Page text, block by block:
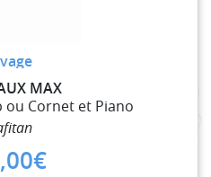
MAX
ou Cornet et Piano
€